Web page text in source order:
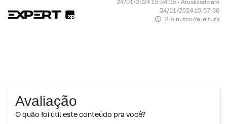
24/01/2024 15:54:15 • Atualizado em
24/01/2024 15:57:36
2 minutos de leitura
Avaliação
O quão foi útil este conteúdo pra você?